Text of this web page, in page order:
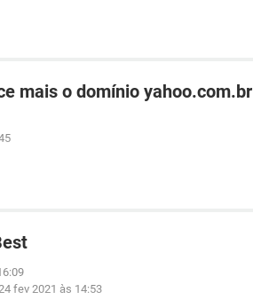
mais o domínio yahoo.com.br
fev 2021 às 14:53